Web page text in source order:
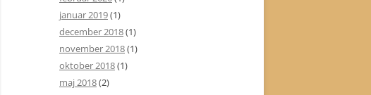
januar 2019(1)
december 2018(1)
november 2018(1)
oktober 2018(1)
maj 2018(2)